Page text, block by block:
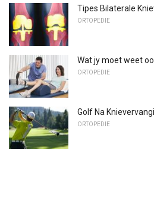
Tipes Bilaterale
ORTOPEDIE
Wat jy moet weet
ORTOPEDIE
Golf Na
ORTOPEDIE